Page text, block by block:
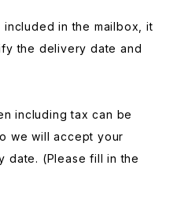
in the mailbox, it
the delivery date and
including tax can be
we will accept your
date. (Please fill in the